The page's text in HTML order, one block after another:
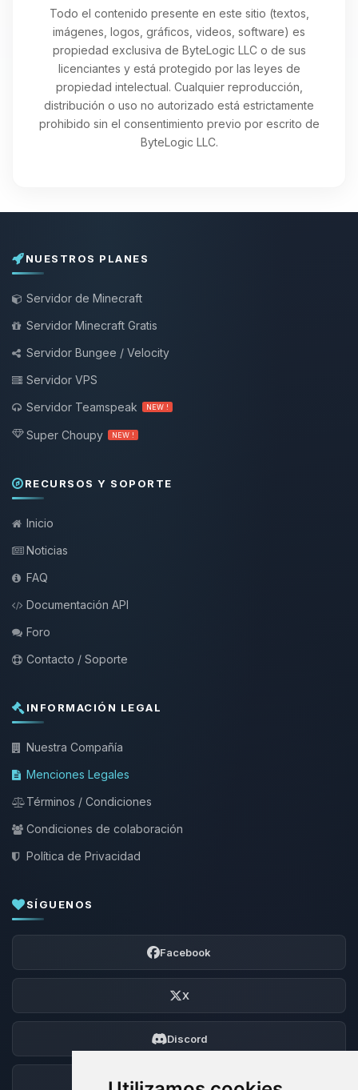
Todo el contenido presente en este sitio (textos,
imágenes, logos, gráficos, videos, software) es
propiedad exclusiva de ByteLogic LLC o de sus
licenciantes y está protegido por las leyes de
propiedad intelectual. Cualquier reproducción,
distribución o uso no autorizado está estrictamente
prohibido sin el consentimiento previo por escrito de
ByteLogic LLC.
NUESTROS PLANES
Servidor de Minecraft
Servidor Minecraft Gratis
Servidor Bungee / Velocity
Servidor VPS
Servidor Teamspeak
NEW !
Super Choupy NEW !
RECURSOS Y SOPORTE
Inicio
Noticias
FAQ
Documentación API
Foro
Contacto / Soporte
INFORMACIÓN LEGAL
Nuestra Compañía
Menciones Legales
Términos / Condiciones
Condiciones de colaboración
Política de Privacidad
SÍGUENOS
Facebook
X
Discord
Foro